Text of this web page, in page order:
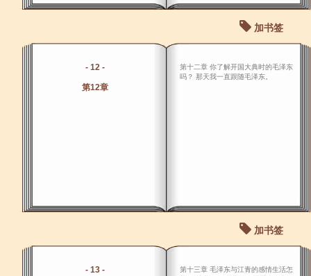
加书签
- 12 -
第12章
第十二章 你了解开国大典时的毛泽东
吗？ 那天我一直跟随毛泽东。
加书签
- 13 -
第十三章 毛泽东与江青的感情生活怎